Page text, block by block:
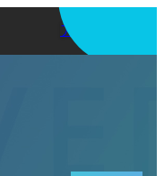
アプリを使う